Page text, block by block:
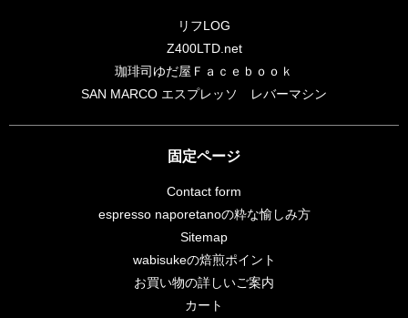
リフLOG
Z400LTD.net
珈琲司ゆだ屋Ｆａｃｅｂｏｏｋ
SAN MARCO エスプレッソ レバーマシン
固定ページ
Contact form
espresso naporetanoの粋な愉しみ方
Sitemap
wabisukeの焙煎ポイント
お買い物の詳しいご案内
カート